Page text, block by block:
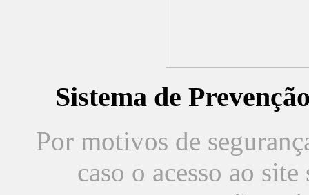
Sistema de
Por motivos de
caso o acesso ao